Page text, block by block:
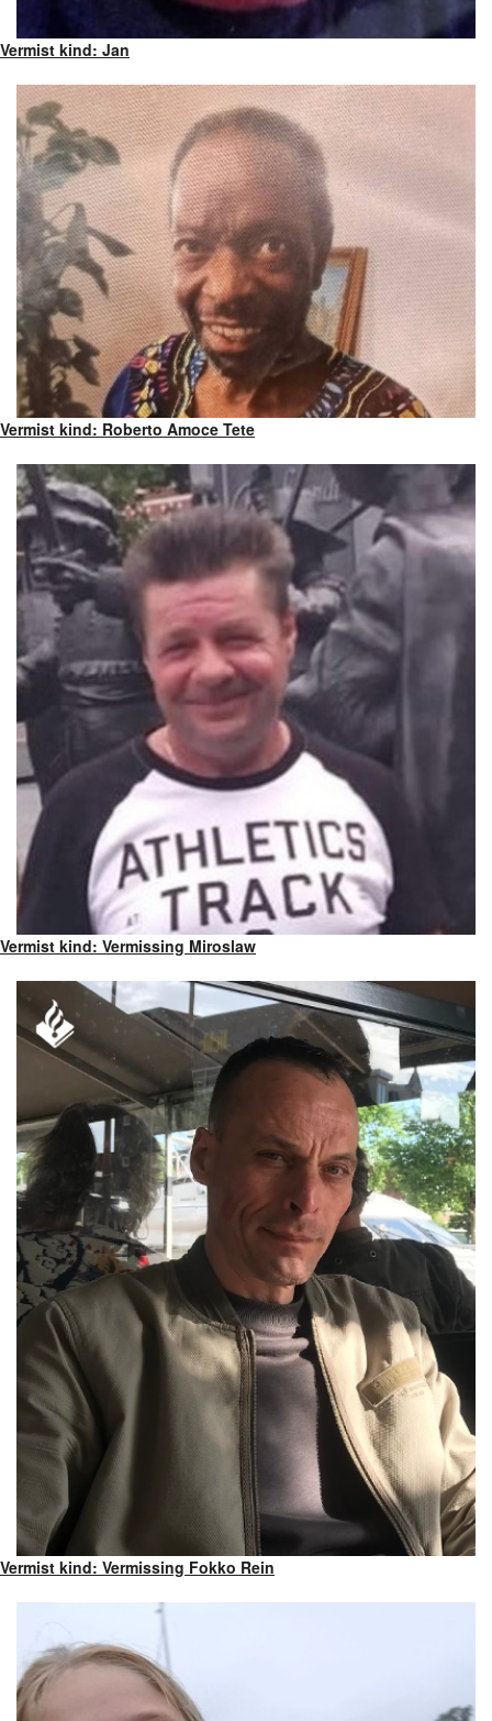
Vermist kind: Jan
Vermist kind: Roberto Amoce Tete
Vermist kind: Vermissing Miroslaw
Vermist kind: Vermissing Fokko Rein